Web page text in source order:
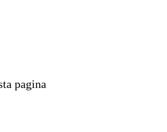
pagina